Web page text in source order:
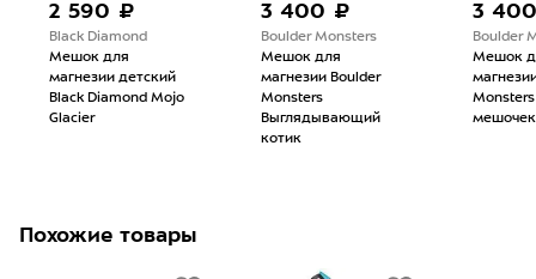
2 590 ₽
Black Diamond
Мешок для
магнезии детский
Black Diamond Mojo
Glacier
3 400 ₽
Boulder Monsters
Мешок для
магнезии Boulder
Monsters
Выглядывающий
котик
3
Boulder
Мешок
мешочек
Похожие товары